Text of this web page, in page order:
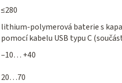
≤280
lithium-polymerová baterie s
pomocí kabelu USB typu C
–10… +40
20…70